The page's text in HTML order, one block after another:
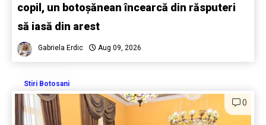
copil, un botoșănean încearcă din răsputeri
să iasă din arest
Gabriela Erdic Aug 09, 2026
Stiri Botosani
0